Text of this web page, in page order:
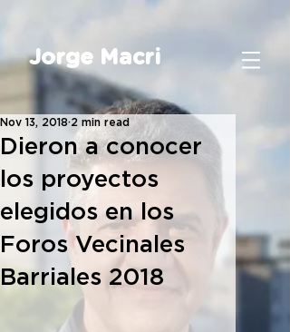
Jorge Macri
Dieron a conocer
los proyectos
elegidos en los
Foros Vecinales
Barriales 2018
Nov 13, 2018 2 min read